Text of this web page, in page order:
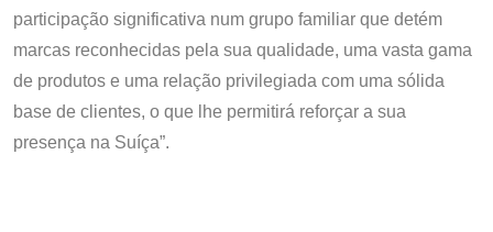
participação significativa num grupo familiar que detém
marcas reconhecidas pela sua qualidade, uma vasta gama
de produtos e uma relação privilegiada com uma sólida
base de clientes, o que lhe permitirá reforçar a sua
presença na Suíça”.